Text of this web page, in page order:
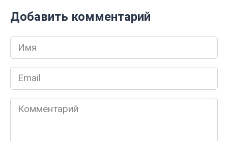
Добавить комментарий
Имя
*
Email
*
Комментарий